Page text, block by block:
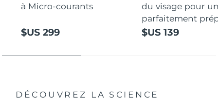
à Micro-courants
$US 299
du visage pour
parfaitement
$US 139
DÉCOUVREZ LA SCIENCE